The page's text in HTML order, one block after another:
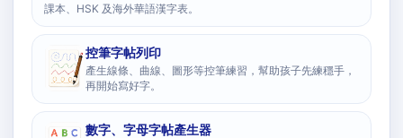
課本、HSK 及海外華語漢字表。
控筆字帖列印
產生線條、曲線、圖形等控筆練習，幫助孩子先練穩手，
再開始寫好字。
數字、字母字帖產生器